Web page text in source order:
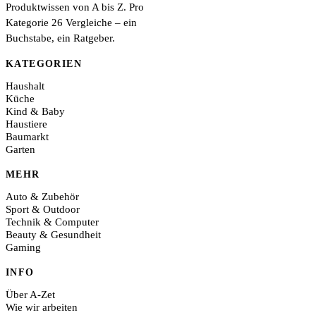
Produktwissen von A bis Z. Pro
Kategorie 26 Vergleiche – ein
Buchstabe, ein Ratgeber.
KATEGORIEN
Haushalt
Küche
Kind & Baby
Haustiere
Baumarkt
Garten
MEHR
Auto & Zubehör
Sport & Outdoor
Technik & Computer
Beauty & Gesundheit
Gaming
INFO
Über A-Zet
Wie wir arbeiten